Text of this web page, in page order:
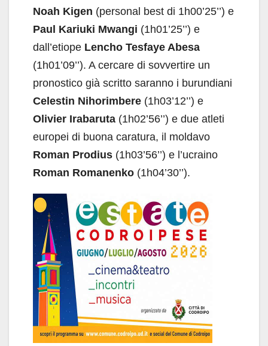
Noah Kigen (personal best di 1h00’25’’) e
Paul Kariuki Mwangi (1h01’25’’) e
dall’etiope Lencho Tesfaye Abesa
(1h01’09’’). A cercare di sovvertire un
pronostico già scritto saranno i burundiani
Celestin Nihorimbere (1h03’12’’) e
Olivier Irabaruta (1h02’56’’) e due atleti
europei di buona caratura, il moldavo
Roman Prodius (1h03’56’’) e l’ucraino
Roman Romanenko (1h04’30’’).